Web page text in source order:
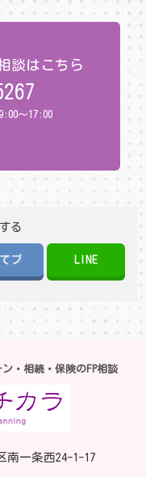
談はこちら
～17:00
る
ブ LINE
・相続・保険のFP相談
南一条西24-1-17